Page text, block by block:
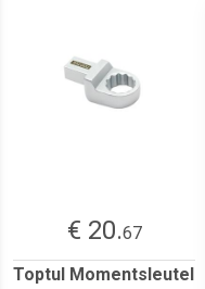
€ 20.67
Toptul Momentsleutel